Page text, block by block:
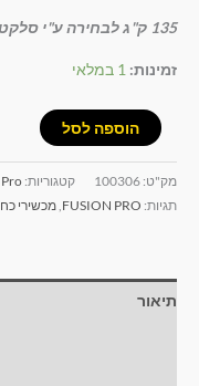
135 ק"ג לבחירה ע"י סלקטור
זמינות: 1 במלאי
הוספה לסל
מק"ט: 100306 קטגוריות:
תגיות: FUSION PRO
,מכשירי כח
תיאור